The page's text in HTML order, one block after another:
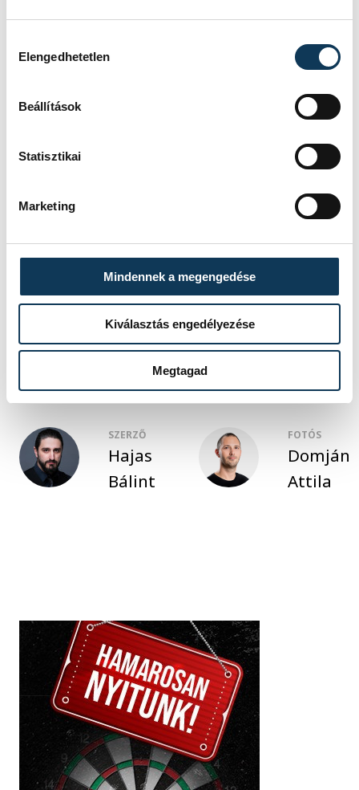
Elengedhetetlen
Beállítások
Statisztikai
Marketing
Mindennek a megengedése
Kiválasztás engedélyezése
Megtagad
Az Énidő Életmód- és sportközpont
lehet megismerni.
közélet egészség
életmód
SZERZŐ
Hajas
Bálint
FOTÓS
Domján
Attila